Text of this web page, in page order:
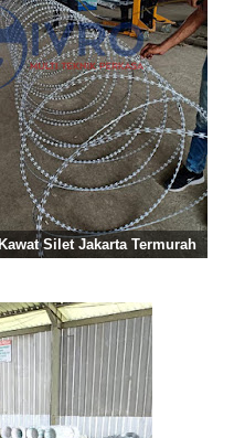
Silet Jakarta Termurah